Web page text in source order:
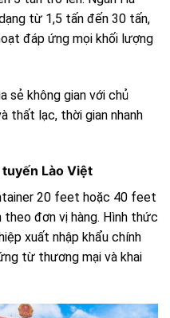
từ 1,5 tấn đến 30 tấn,
đáp ứng mọi khối lượng
sẻ không gian với chủ
thất lạc, thời gian nhanh
Lào Việt
20 feet hoặc 40 feet
đơn vị hàng. Hình thức
xuất nhập khẩu chính
từ thương mại và khai